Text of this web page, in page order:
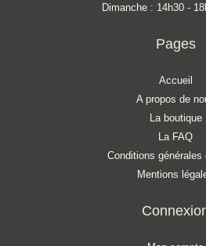
Dimanche : 14h30 -
Pages
Accueil
A propos de
La boutique
La FAQ
Conditions générales
Mentions